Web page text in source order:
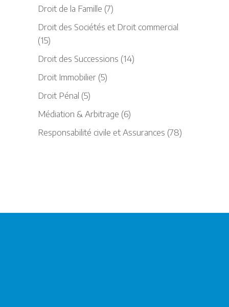
Droit de la Famille (7)
Droit des Sociétés et Droit commercial
(15)
Droit des Successions (14)
Droit Immobilier (5)
Droit Pénal (5)
Médiation & Arbitrage (6)
Responsabilité civile et Assurances (78)